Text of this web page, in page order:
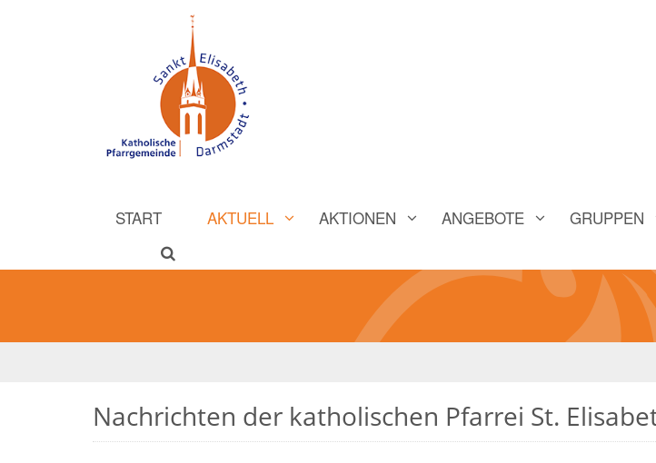
START AKTUELL AKTIONEN ANGEBOTE GRUPPEN
Nachrichten der katholischen Pfarrei St.